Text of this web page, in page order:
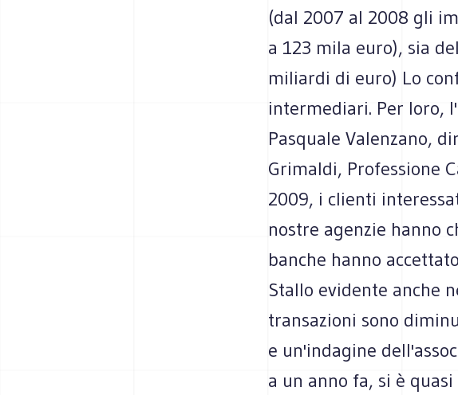
(dal 2007 al 2008 gli
a 123 mila euro), sia
miliardi di euro) Lo
intermediari. Per loro,
Pasquale Valenzano,
Grimaldi, Professione
2009, i clienti
nostre agenzie hanno
banche hanno
Stallo evidente anche
transazioni sono
e un'indagine
a un anno fa, si è